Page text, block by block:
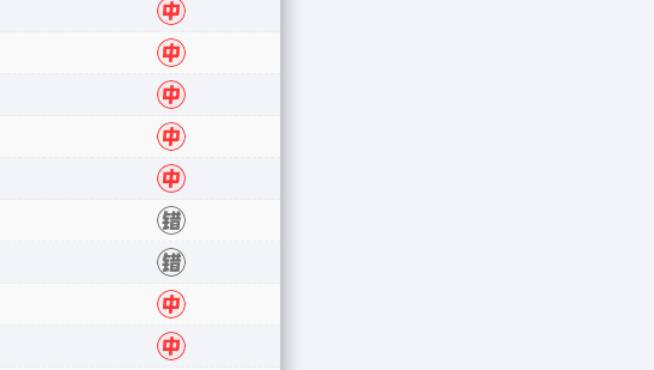
中
中
中
中
中
错
错
中
中